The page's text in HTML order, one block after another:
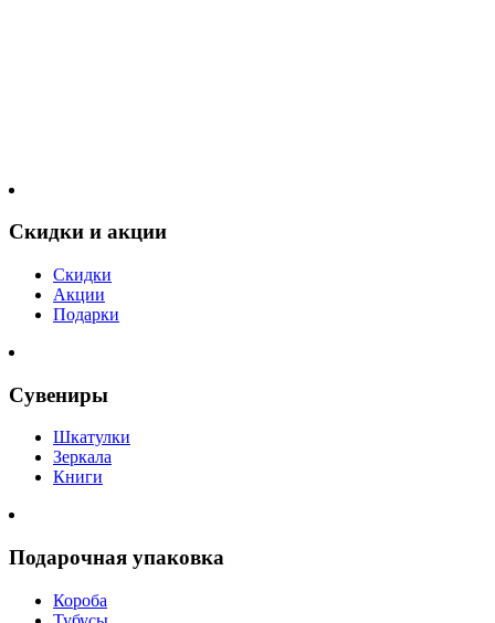
Скидки и акции
Скидки
Акции
Подарки
Сувениры
Шкатулки
Зеркала
Книги
Подарочная упаковка
Короба